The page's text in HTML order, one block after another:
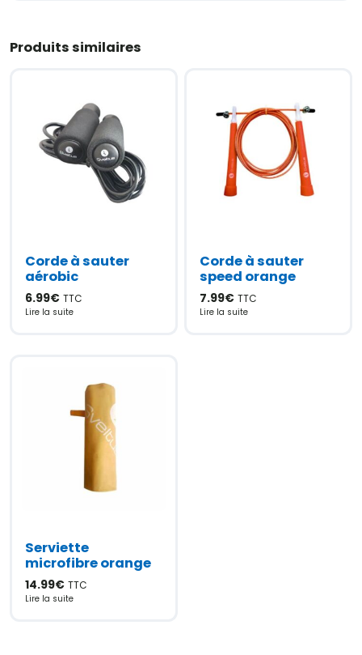
Produits similaires
Corde à sauter
aérobic
6.99€ TTC
Lire la suite
Corde à sauter
speed orange
7.99€ TTC
Lire la suite
Serviette
microfibre orange
14.99€ TTC
Lire la suite